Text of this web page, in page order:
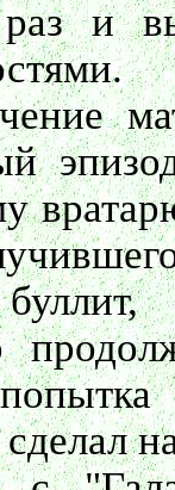
и
сделал